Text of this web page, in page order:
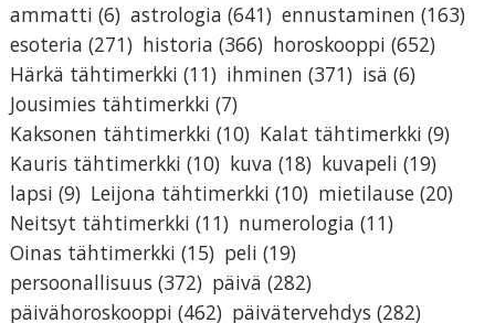
ammatti (6) astrologia (641) ennustaminen (163)
esoteria (271) historia (366) horoskooppi (652)
Härkä tähtimerkki (11) ihminen (371) isä (6)
Jousimies tähtimerkki (7)
Kaksonen tähtimerkki (10) Kalat tähtimerkki (9)
Kauris tähtimerkki (10) kuva (18) kuvapeli (19)
lapsi (9) Leijona tähtimerkki (10) mietilause (20)
Neitsyt tähtimerkki (11) numerologia (11)
Oinas tähtimerkki (15) peli (19)
persoonallisuus (372) päivä (282)
päivähoroskooppi (462) päivätervehdys (282)